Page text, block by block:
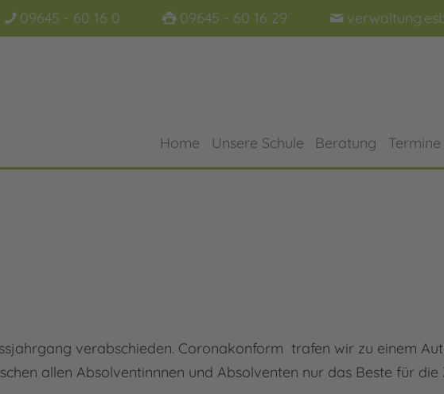
09645 - 60 16 0 09645 - 60 16 29
Home Unsere Schule Beratung Termine
verabschieden. Coronakonform trafen wir zu einem
allen Absolventinnnen und Absolventen nur das Beste für